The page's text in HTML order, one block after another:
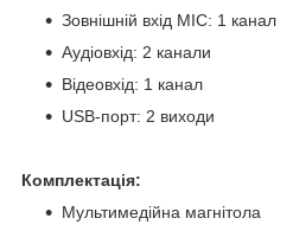
Зовнішній вхід MIC: 1 канал
Аудіовхід: 2 канали
Відеовхід: 1 канал
USB-порт: 2 виходи
Комплектація:
Мультимедійна магнітола